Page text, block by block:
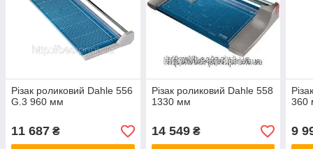
Різак роликовий Dahle 556
G.3 960 мм
11 687 ₴
Різак роликовий Dahle 558
1330 мм
14 549₴
360
9